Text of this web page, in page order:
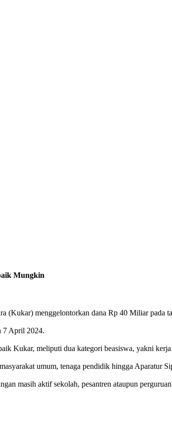
Mungkin
menggelontorkan dana Rp 40 Miliar pada
7 April 2024.
Kukar, meliputi dua kategori beasiswa, yakni
umum, tenaga pendidik hingga Aparatur
masih aktif sekolah, pesantren ataupun